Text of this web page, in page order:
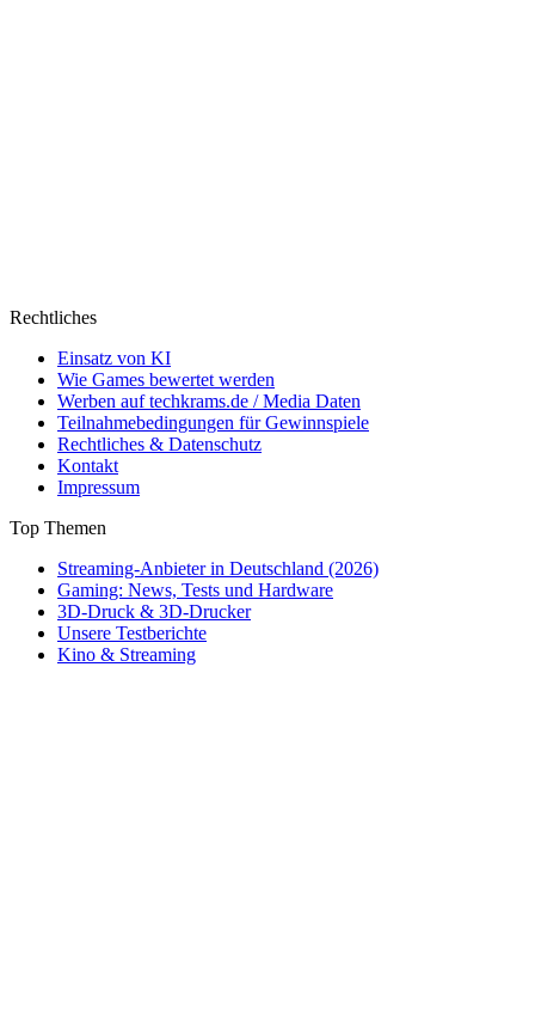
Rechtliches
Einsatz von KI
Wie Games bewertet werden
Werben auf techkrams.de / Media Daten
Teilnahmebedingungen für Gewinnspiele
Rechtliches & Datenschutz
Kontakt
Impressum
Top Themen
Streaming-Anbieter in Deutschland (2026)
Gaming: News, Tests und Hardware
3D-Druck & 3D-Drucker
Unsere Testberichte
Kino & Streaming